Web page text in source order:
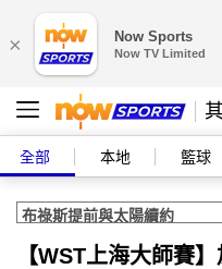
× Now Sports
Now TV Limited
全部 本地 籃球
【WST上海大師賽